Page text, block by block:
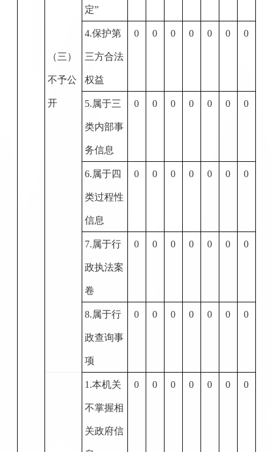
（三）
不予公
开
定”
4.保护第
三方合法
权益
0 0 0 0 0 0 0
5.属于三
类内部事
务信息
0 0 0 0 0 0 0
6.属于四
类过程性
信息
0 0 0 0 0 0 0
7.属于行
政执法案
卷
0 0 0 0 0 0 0
8.属于行
政查询事
项
0 0 0 0 0 0 0
1.本机关
不掌握相
关政府信
0 0 0 0 0 0 0